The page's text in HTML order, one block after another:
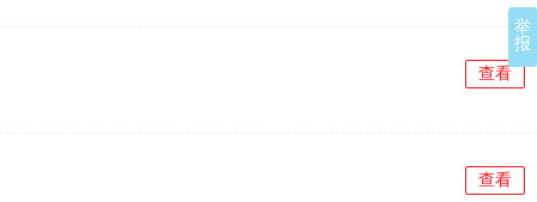
查看
查看
举
报